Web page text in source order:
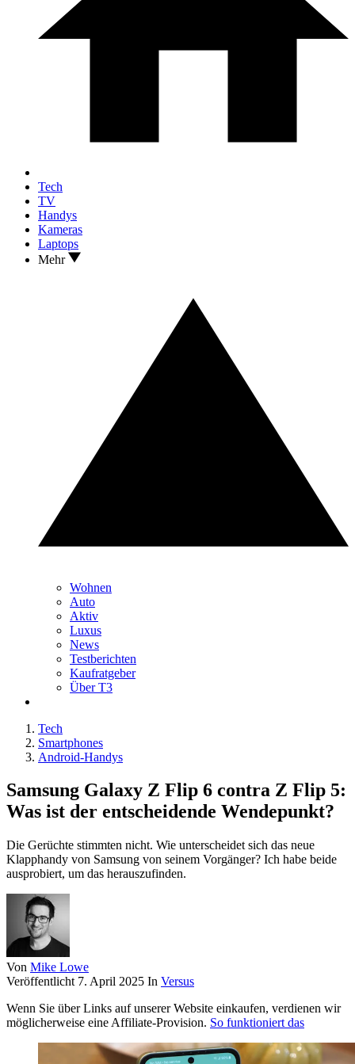
Tech
TV
Handys
Kameras
Laptops
Mehr
Wohnen
Auto
Aktiv
Luxus
News
Testberichten
Kaufratgeber
Über T3
Tech
Smartphones
Android-Handys
Samsung Galaxy Z Flip 6 contra Z Flip 5:
Was ist der entscheidende Wendepunkt?
Die Gerüchte stimmten nicht. Wie unterscheidet sich das neue
Klapphandy von Samsung von seinem Vorgänger? Ich habe beide
ausprobiert, um das herauszufinden.
Von Mike Lowe
Veröffentlicht 7. April 2025 In Versus
Wenn Sie über Links auf unserer Website einkaufen, verdienen wir
möglicherweise eine Affiliate-Provision. So funktioniert das